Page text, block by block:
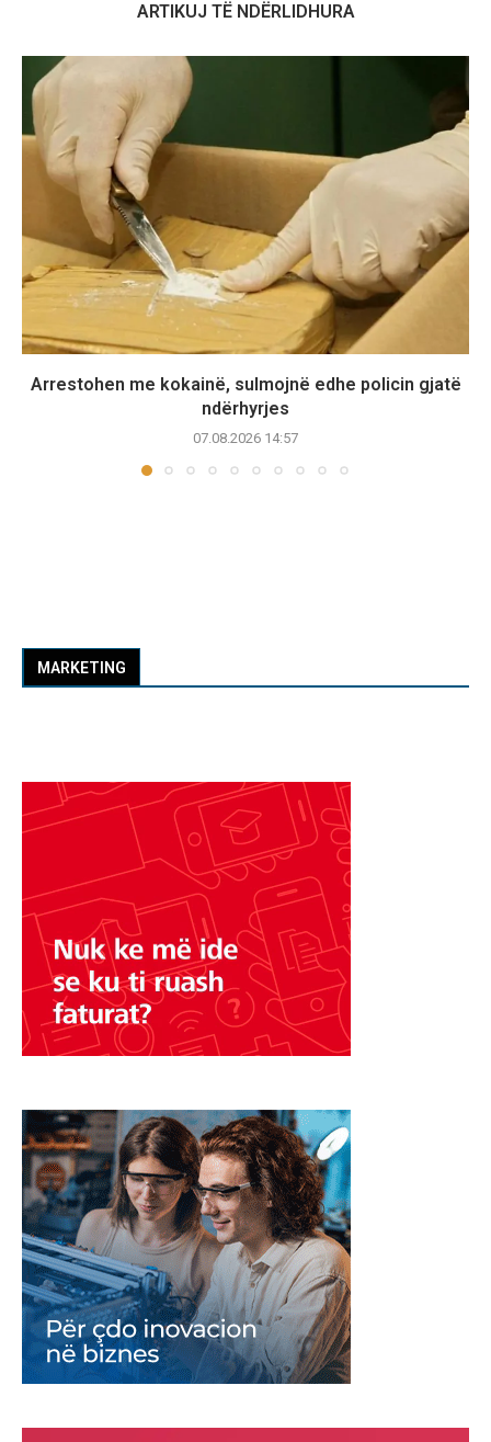
ARTIKUJ TË NDËRLIDHURA
Arrestohen me kokainë, sulmojnë edhe policin gjatë
ndërhyrjes
07.08.2026 14:57
MARKETING